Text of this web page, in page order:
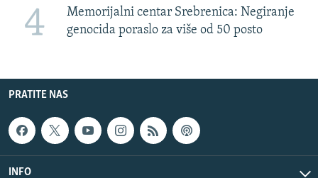
4
Memorijalni centar Srebrenica: Negiranje
genocida poraslo za više od 50 posto
PRATITE NAS
INFO